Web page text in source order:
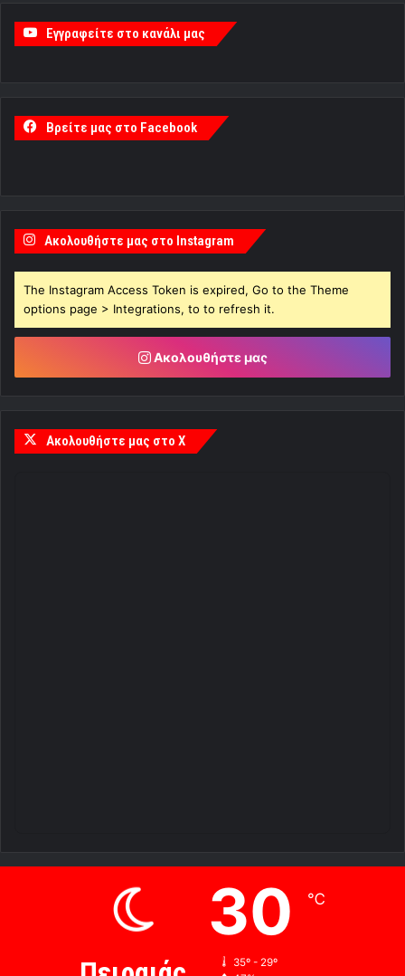
Εγγραφείτε στο κανάλι μας
Βρείτε μας στο Facebook
Ακολουθήστε μας στο Instagram
The Instagram Access Token is expired, Go to the Theme
options page > Integrations, to to refresh it.
Ακολουθήστε μας
Ακολουθήστε μας στο X
30 ℃
35º - 29º